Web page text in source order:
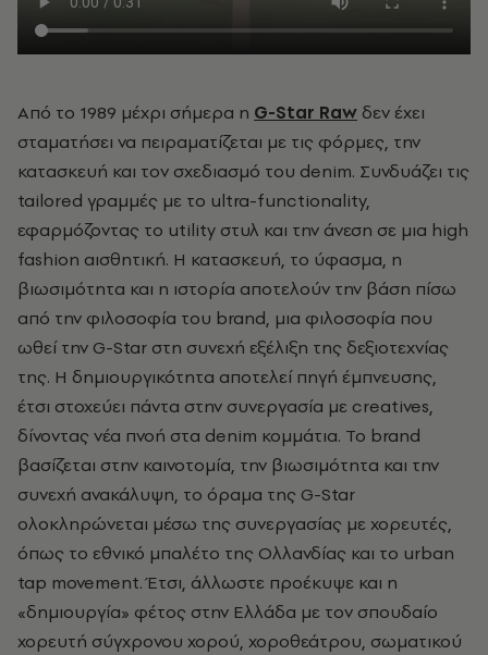
Από το 1989 μέχρι σήμερα η G-Star Raw δεν έχει
σταματήσει να πειραματίζεται με τις φόρμες, την
κατασκευή και τον σχεδιασμό του denim. Συνδυάζει τις
tailored γραμμές με το ultra-functionality,
εφαρμόζοντας το utility στυλ και την άνεση σε μια high
fashion αισθητική. Η κατασκευή, το ύφασμα, η
βιωσιμότητα και η ιστορία αποτελούν την βάση πίσω
από την φιλοσοφία του brand, μια φιλοσοφία που
ωθεί την G-Star στη συνεχή εξέλιξη της δεξιοτεχνίας
της. Η δημιουργικότητα αποτελεί πηγή έμπνευσης,
έτσι στοχεύει πάντα στην συνεργασία με creatives,
δίνοντας νέα πνοή στα denim κομμάτια. Το brand
βασίζεται στην καινοτομία, την βιωσιμότητα και την
συνεχή ανακάλυψη, το όραμα της G-Star
ολοκληρώνεται μέσω της συνεργασίας με χορευτές,
όπως το εθνικό μπαλέτο της Ολλανδίας και το urban
tap movement. Έτσι, άλλωστε προέκυψε και η
«δημιουργία» φέτος στην Ελλάδα με τον σπουδαίο
χορευτή σύγχρονου χορού, χοροθεάτρου, σωματικού